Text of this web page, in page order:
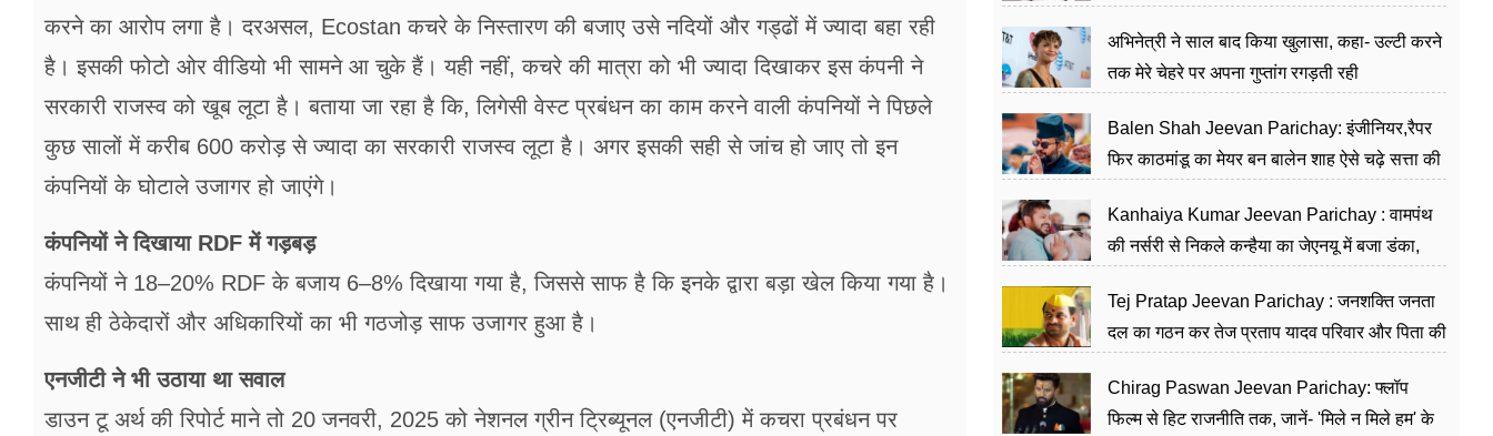
करने का आरोप लगा है। दरअसल, Ecostan कचरे के निस्तारण की बजाए उसे नदियों और गड्ढों में ज्यादा बहा रही
है। इसकी फोटो ओर वीडियो भी सामने आ चुके हैं। यही नहीं, कचरे की मात्रा को भी ज्यादा दिखाकर इस कंपनी ने
सरकारी राजस्व को खूब लूटा है। बताया जा रहा है कि, लिगेसी वेस्ट प्रबंधन का काम करने वाली कंपनियों ने पिछले
कुछ सालों में करीब 600 करोड़ से ज्यादा का सरकारी राजस्व लूटा है। अगर इसकी सही से जांच हो जाए तो इन
कंपनियों के घोटाले उजागर हो जाएंगे।
कंपनियों ने दिखाया RDF में गड़बड़
कंप​नियों ने 18–20% RDF के बजाय 6–8% दिखाया गया है, जिससे साफ है कि इनके द्वारा बड़ा खेल किया गया है।
साथ ही ठेकेदारों और अधिकारियों का भी गठजोड़ साफ उजागर हुआ है।
एनजीटी ने भी उठाया था सवाल
डाउन टू अर्थ की रिपोर्ट माने तो 20 जनवरी, 2025 को नेशनल ग्रीन ट्रिब्यूनल (एनजीटी) में कचरा प्रबंधन पर
अभिनेत्री ने साल बाद किया खुलासा, कहा- उल्टी करने
तक मेरे चेहरे पर अपना गुप्तांग रगड़ती रही
Balen Shah Jeevan Parichay: इंजीनियर,रैपर
फिर काठमांडू का मेयर बन बालेन शाह ऐसे चढ़े सत्ता की
Kanhaiya Kumar Jeevan Parichay : वामपंथ
की नर्सरी से निकले कन्हैया का जेएनयू में बजा डंका,
Tej Pratap Jeevan Parichay : जनशक्ति जनता
दल का गठन कर तेज प्रताप यादव परिवार और पिता की
Chirag Paswan Jeevan Parichay: फ्लॉप
फिल्म से हिट राजनीति तक, जानें- 'मिले न मिले हम' के